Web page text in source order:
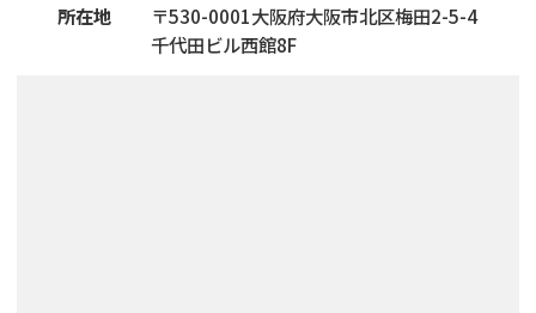
所在地 〒530-0001大阪府大阪市北区梅田2-5-4
千代田ビル西館8F